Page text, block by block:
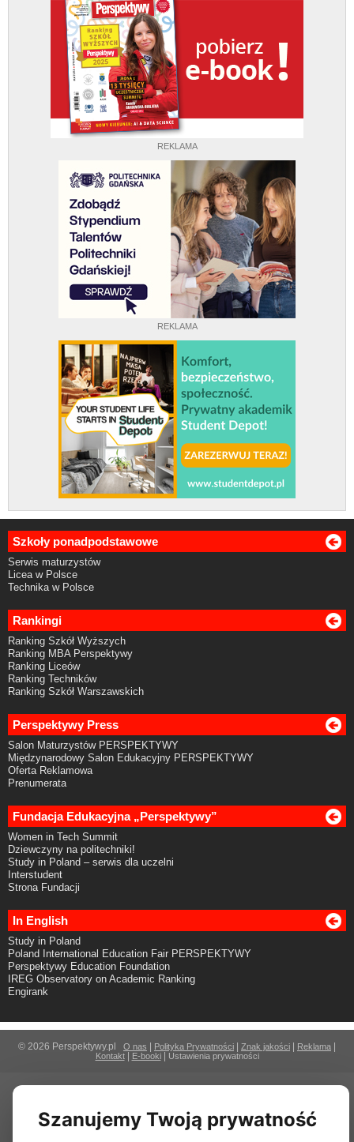
REKLAMA
REKLAMA
Szkoły ponadpodstawowe
Serwis maturzystów
Licea w Polsce
Technika w Polsce
Rankingi
Ranking Szkół Wyższych
Ranking MBA Perspektywy
Ranking Liceów
Ranking Techników
Ranking Szkół Warszawskich
Perspektywy Press
Salon Maturzystów PERSPEKTYWY
Międzynarodowy Salon Edukacyjny PERSPEKTYWY
Oferta Reklamowa
Prenumerata
Fundacja Edukacyjna „Perspektywy”
Women in Tech Summit
Dziewczyny na politechniki!
Study in Poland – serwis dla uczelni
Interstudent
Strona Fundacji
In English
Study in Poland
Poland International Education Fair PERSPEKTYWY
Perspektywy Education Foundation
IREG Observatory on Academic Ranking
Engirank
© 2026 Perspektywy.pl O nas Polityka Prywatności Znak jakości Reklama
Kontakt| E-booki| Ustawienia prywatności
Szanujemy Twoją prywatność